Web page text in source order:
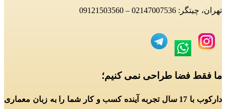
تهران، چیتگر: 02147007536 – 09121503560
ما فقط فضا طراحی نمی کنیم؛
دارکوب با 17 سال تجربه آینده کسب و کار شما را به زبان معماری